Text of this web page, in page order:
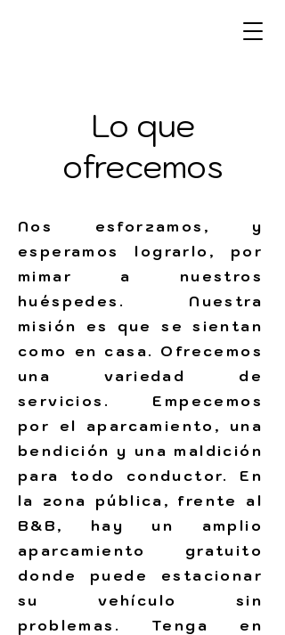
Lo que
ofrecemos
Nos esforzamos, y
esperamos lograrlo, por
mimar a nuestros
huéspedes. Nuestra
misión es que se sientan
como en casa. Ofrecemos
una variedad de
servicios. Empecemos
por el aparcamiento, una
bendición y una maldición
para todo conductor. En
la zona pública, frente al
B&B, hay un amplio
aparcamiento gratuito
donde puede estacionar
su vehículo sin
problemas. Tenga en